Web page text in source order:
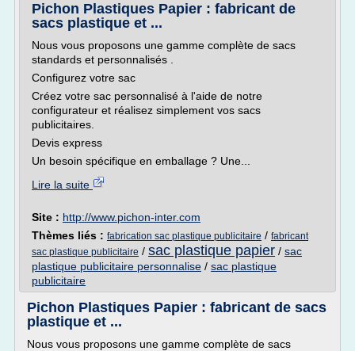
Pichon Plastiques Papier : fabricant de
sacs plastique et ...
Nous vous proposons une gamme complète de sacs
standards et personnalisés .
Configurez votre sac
Créez votre sac personnalisé à l'aide de notre
configurateur et réalisez simplement vos sacs
publicitaires.
Devis express
Un besoin spécifique en emballage ? Une...
Lire la suite
Site : http://www.pichon-inter.com
Thèmes liés : fabrication sac plastique publicitaire / fabricant
sac plastique publicitaire / sac plastique papier / sac
plastique publicitaire personnalise / sac plastique
publicitaire
Pichon Plastiques Papier : fabricant de sacs
plastique et ...
Nous vous proposons une gamme complète de sacs